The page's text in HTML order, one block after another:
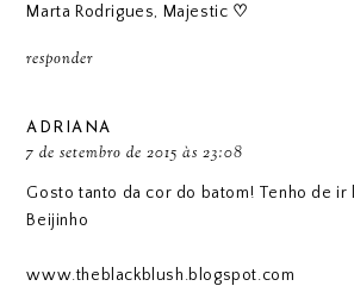
Marta Rodrigues, Majestic ♡
responder
ADRIANA
7 de setembro de 2015 às 23:08
Gosto tanto da cor do batom! Tenho de ir
Beijinho
www.theblackblush.blogspot.com